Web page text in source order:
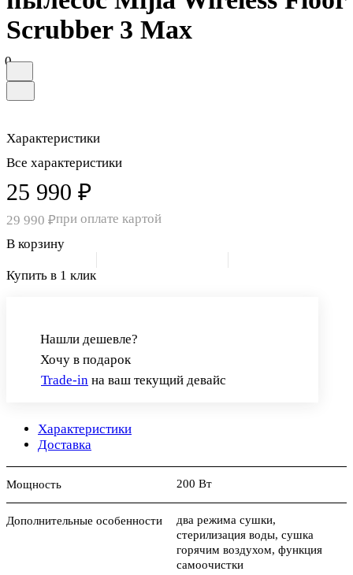
Scrubber 3 Max
0
Характеристики
Все характеристики
25 990 ₽
29 990 ₽при оплате картой
В корзину
Купить в 1 клик
Нашли дешевле?
Хочу в подарок
Trade-in на ваш текущий девайс
Характеристики
Доставка
Мощность 200 Вт
Дополнительные особенности
два режима сушки,
стерилизация воды, сушка
горячим воздухом, функция
самоочистки